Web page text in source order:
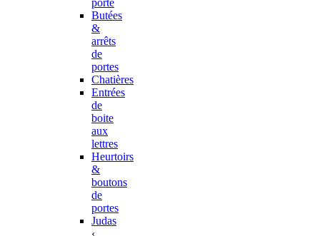
Butées
&
arrêts
de
portes
Chatières
Entrées
de
boite
aux
lettres
Heurtoirs
&
boutons
de
portes
Judas
‹